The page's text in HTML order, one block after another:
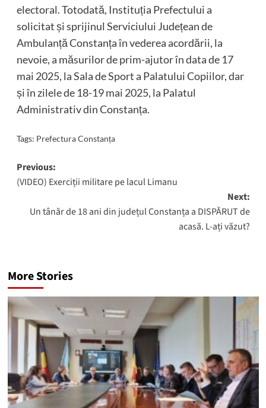
electoral. Totodată, Instituția Prefectului a
solicitat și sprijinul Serviciului Județean de
Ambulanță Constanța în vederea acordării, la
nevoie, a măsurilor de prim-ajutor în data de 17
mai 2025, la Sala de Sport a Palatului Copiilor, dar
și în zilele de 18-19 mai 2025, la Palatul
Administrativ din Constanța.
Tags: Prefectura Constanța
Post
navigation
Previous:
(VIDEO) Exerciții militare pe lacul Limanu
Next:
Un tânăr de 18 ani din județul Constanța a DISPĂRUT de
acasă. L-ați văzut?
More Stories